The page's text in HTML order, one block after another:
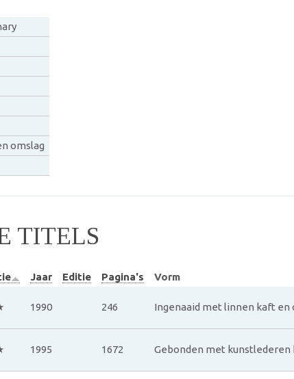
omslag
TITELS
Jaar Editie Pagina's Vorm
1990 246 Ingenaaid met linnen kaft en
1995 1672 Gebonden met kunstlederen